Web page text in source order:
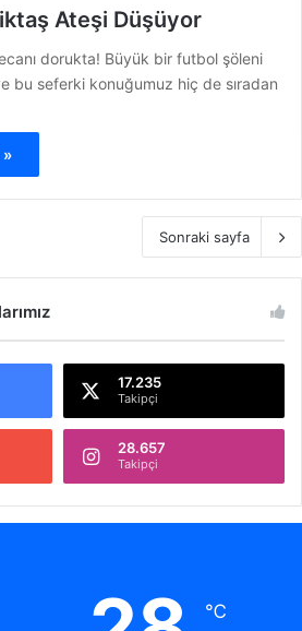
Ateşi Düşüyor
dorukta! Büyük bir futbol şöleni
bu seferki konuğumuz hiç de sıradan
»
Sonraki sayfa
17.235
Takipçi
28.657
Takipçi
℃